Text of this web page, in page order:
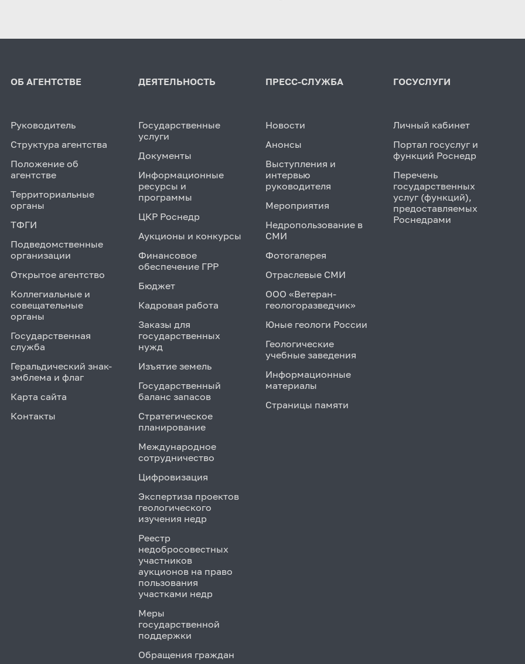
ОБ АГЕНТСТВЕ
Руководитель
Структура агентства
Положение об
агентстве
Территориальные
органы
ТФГИ
Подведомственные
организации
Открытое агентство
Коллегиальные и
совещательные
органы
Государственная
служба
Геральдический знак-
эмблема и флаг
Карта сайта
Контакты
ДЕЯТЕЛЬНОСТЬ
Государственные
услуги
Документы
Информационные
ресурсы и
программы
ЦКР Роснедр
Аукционы и конкурсы
Финансовое
обеспечение ГРР
Бюджет
Кадровая работа
Заказы для
государственных
нужд
Изъятие земель
Государственный
баланс запасов
Стратегическое
планирование
Международное
сотрудничество
Цифровизация
Экспертиза проектов
геологического
изучения недр
Реестр
недобросовестных
участников
аукционов на право
пользования
участками недр
Меры
государственной
поддержки
Обращения граждан
ПРЕСС-СЛУЖБА
Новости
Анонсы
Выступления и
интервью
руководителя
Мероприятия
Недропользование в
СМИ
Фотогалерея
Отраслевые СМИ
ООО «Ветеран-
геологоразведчик»
Юные геологи России
Геологические
учебные заведения
Информационные
материалы
Страницы памяти
ГОСУСЛУГИ
Личный кабинет
Портал госуслуг и
функций Роснедр
Перечень
государственных
услуг (функций),
предоставляемых
Роснедрами